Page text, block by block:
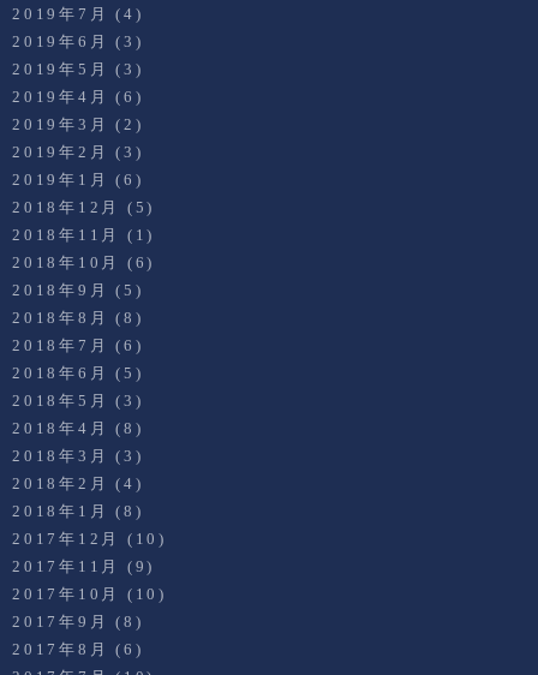
2019年7月
(4)
2019年6月
(3)
2019年5月
(3)
2019年4月
(6)
2019年3月
(2)
2019年2月
(3)
2019年1月
(6)
2018年12月
(5)
2018年11月
(1)
2018年10月
(6)
2018年9月
(5)
2018年8月
(8)
2018年7月
(6)
2018年6月
(5)
2018年5月
(3)
2018年4月
(8)
2018年3月
(3)
2018年2月
(4)
2018年1月
(8)
2017年12月
(10)
2017年11月
(9)
2017年10月
(10)
2017年9月
(8)
2017年8月
(6)